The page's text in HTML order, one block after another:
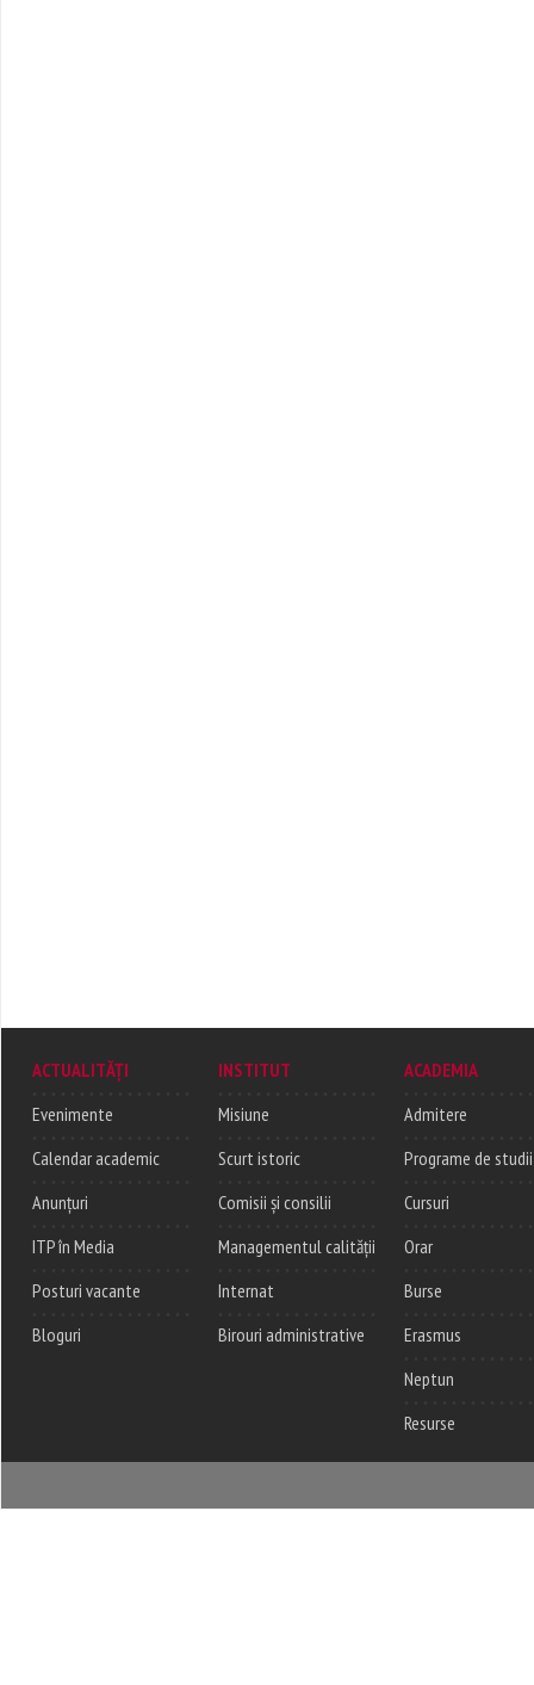
ACTUALITĂȚI
Evenimente
Calendar academic
Anunțuri
ITP în Media
Posturi vacante
Bloguri
INSTITUT
Misiune
Scurt istoric
Comisii și consilii
Managementul calității
Internat
Birouri administrative
ACADEMIA
Admitere
Programe de studii
Cursuri
Orar
Burse
Erasmus
Neptun
Resurse